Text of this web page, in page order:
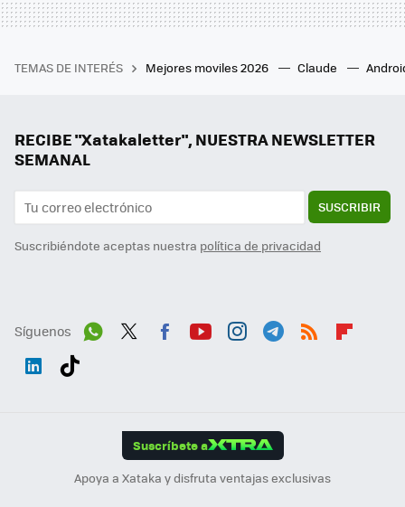
TEMAS DE INTERÉS Mejores moviles 2026 Claude
RECIBE "Xatakaletter", NUESTRA NEWSLETTER
SEMANAL
SUSCRIBIR
Suscribiéndote aceptas nuestra política de privacidad
Síguenos
Suscríbete a
Apoya a Xataka y disfruta ventajas exclusivas